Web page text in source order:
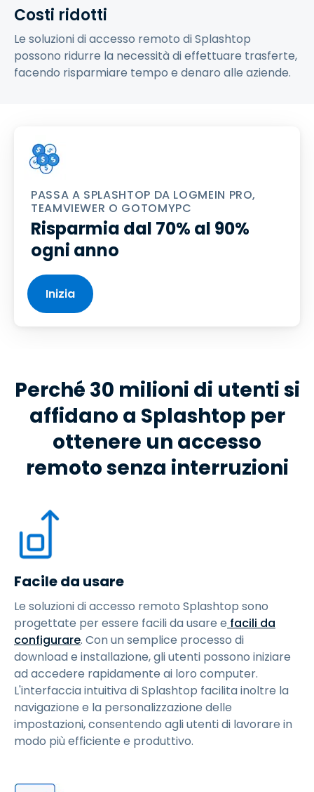
Costi ridotti
Le soluzioni di accesso remoto di Splashtop
possono ridurre la necessità di effettuare trasferte,
facendo risparmiare tempo e denaro alle aziende.
PASSA A SPLASHTOP DA LOGMEIN PRO,
TEAMVIEWER O GOTOMYPC
Risparmia dal 70% al 90%
ogni anno
Inizia
Perché 30 milioni di utenti si
affidano a Splashtop per
ottenere un accesso
remoto senza interruzioni
Facile da usare
Le soluzioni di accesso remoto Splashtop sono
progettate per essere facili da usare e facili da
configurare. Con un semplice processo di
download e installazione, gli utenti possono iniziare
ad accedere rapidamente ai loro computer.
L'interfaccia intuitiva di Splashtop facilita inoltre la
navigazione e la personalizzazione delle
impostazioni, consentendo agli utenti di lavorare in
modo più efficiente e produttivo.